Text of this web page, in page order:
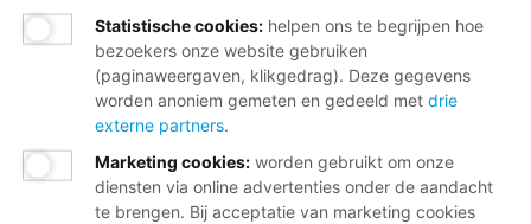
Statistische cookies: helpen ons te begrijpen hoe
bezoekers onze website gebruiken
(paginaweergaven, klikgedrag). Deze gegevens
worden anoniem gemeten en gedeeld met drie
externe partners.
Marketing cookies: worden gebruikt om onze
diensten via online advertenties onder de aandacht
te brengen. Bij acceptatie van marketing cookies